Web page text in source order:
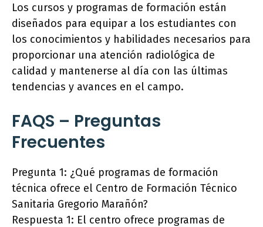
Los cursos y programas de formación están
diseñados para equipar a los estudiantes con
los conocimientos y habilidades necesarios para
proporcionar una atención radiológica de
calidad y mantenerse al día con las últimas
tendencias y avances en el campo.
FAQS – Preguntas
Frecuentes
Pregunta 1: ¿Qué programas de formación
técnica ofrece el Centro de Formación Técnico
Sanitaria Gregorio Marañón?
Respuesta 1: El centro ofrece programas de